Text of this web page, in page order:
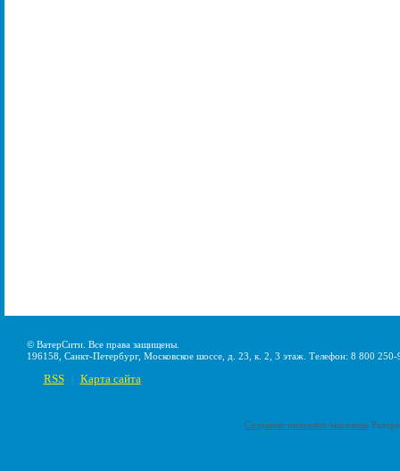
© ВатерСити. Все права защищены.
196158, Санкт-Петербург, Московское шоссе, д. 23, к. 2, 3 этаж. Телефон: 8 800
RSS Карта сайта
Создание интернет-магазина